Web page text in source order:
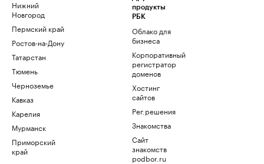
Нижний
Новгород
Пермский край
Ростов-на-Дону
Татарстан
Тюмень
Черноземье
Кавказ
Карелия
Мурманск
Приморский
край
продукты
РБК
Облако для
бизнеса
Корпоративный
регистратор
доменов
Хостинг
сайтов
Рег.решения
Знакомства
Сайт
знакомств
podbor.ru